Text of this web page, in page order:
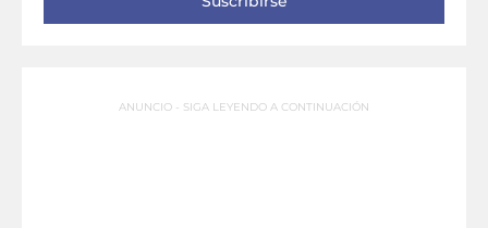
ANUNCIO - SIGA LEYENDO A CONTINUACIÓN